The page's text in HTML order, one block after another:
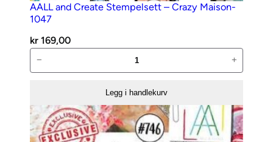
AALL and Create Stempelsett – Crazy Maison-
1047
kr 169,00
and
–
Crazy
− +
Legg i handlekurv